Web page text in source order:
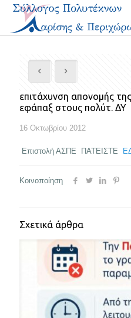
επιτάχυνση απονομής
εφάπαξ στους πολύτ. ΔΥ
16 Οκτωβρίου 2012
Επιστολή ΑΣΠΕ ΠΑΤΕΙΣΤΕ
Κοινοποίηση
Σχετικά άρθρα